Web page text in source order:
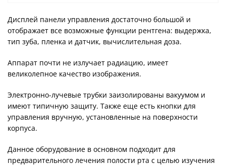
Дисплей панели управления достаточно большой и
отображает все возможные функции рентгена: выдержка,
тип зуба, пленка и датчик, вычислительная доза.
Аппарат почти не излучает радиацию, имеет
великолепное качество изображения.
Электронно-лучевые трубки заизолированы вакуумом и
имеют типичную защиту. Также еще есть кнопки для
управления вручную, установленные на поверхности
корпуса.
Данное оборудование в основном подходит для
предварительного лечения полости рта с целью изучения